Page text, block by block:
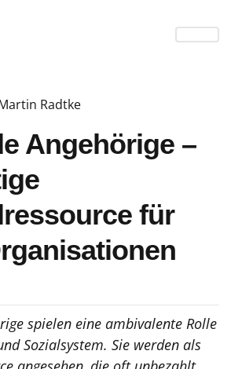
Radtke
Angehörige –
für
spielen eine ambivalente Rolle
Sozialsystem. Sie werden als